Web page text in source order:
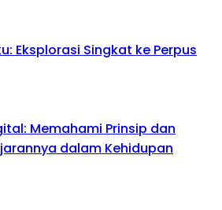
Eksplorasi Singkat ke Perpus
Memahami Prinsip dan
dalam Kehidupan